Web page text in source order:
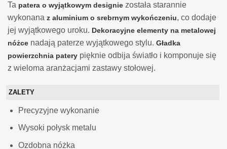
Ta patera o wyjątkowym designie została starannie
wykonana z aluminium o srebrnym wykończeniu, co dodaje
jej wyjątkowego uroku. Dekoracyjne elementy na metalowej
nóżce nadają paterze wyjątkowego stylu. Gładka
powierzchnia patery pięknie odbija światło i komponuje się
z wieloma aranżacjami zastawy stołowej.
ZALETY
Precyzyjne wykonanie
Wysoki połysk metalu
Ozdobna nóżka